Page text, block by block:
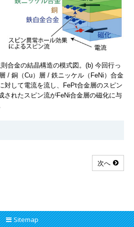
合金の結晶構造の模式図。(b) 今回行っ
/ 銅（Cu）層 / 鉄ニッケル（FeNi）合金
対して電流を流し、FePt合金層のスピン
されたスピン流がFeNi合金層の磁化に与
次へ
Sitemap